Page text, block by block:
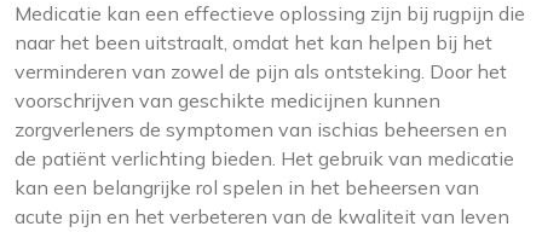
Medicatie kan een effectieve oplossing zijn bij rugpijn die
naar het been uitstraalt, omdat het kan helpen bij het
verminderen van zowel de pijn als ontsteking. Door het
voorschrijven van geschikte medicijnen kunnen
zorgverleners de symptomen van ischias beheersen en
de patiënt verlichting bieden. Het gebruik van medicatie
kan een belangrijke rol spelen in het beheersen van
acute pijn en het verbeteren van de kwaliteit van leven